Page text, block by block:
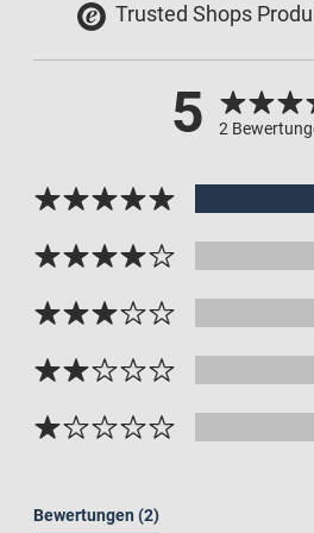
Trusted Shops
5 2
Bewertungen (2)